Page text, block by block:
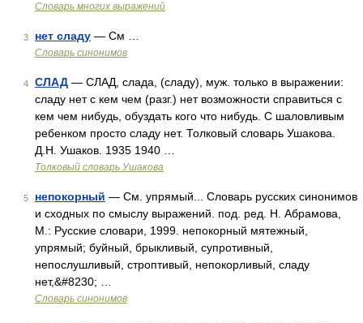
Словарь многих выражений
3 нет сладу — См …
Словарь синонимов
4 СЛАД — СЛАД, слада, (сладу), муж. только в выражении:
сладу нет с кем чем (разг.) нет возможности справиться с
кем чем нибудь, обуздать кого что нибудь. С шаловливым
ребенком просто сладу нет. Толковый словарь Ушакова.
Д.Н. Ушаков. 1935 1940 …
Толковый словарь Ушакова
5 непокорный — См. упрямый... Словарь русских синонимов
и сходных по смыслу выражений. под. ред. Н. Абрамова,
М.: Русские словари, 1999. непокорный мятежный,
упрямый; буйный, брыкливый, супротивный,
непослушливый, строптивый, непокорливый, сладу
нет,&#8230; …
Словарь синонимов